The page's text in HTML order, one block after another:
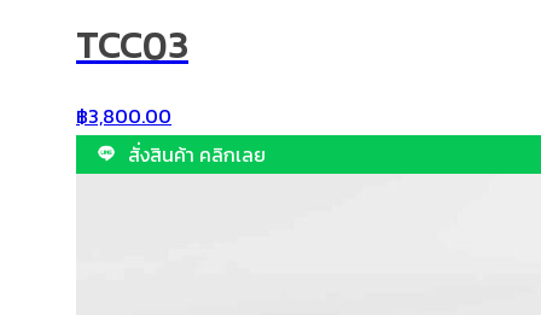
TCC03
฿3,800.00
สั่งสินค้า คลิกเลย